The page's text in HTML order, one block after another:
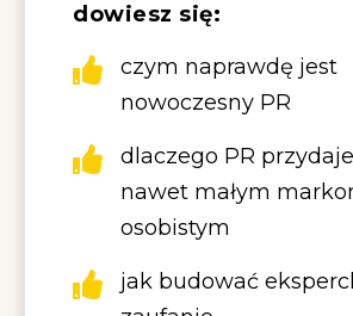
dowiesz się:
czym naprawdę jest
nowoczesny PR
dlaczego PR
nawet małym
osobistym
jak budować